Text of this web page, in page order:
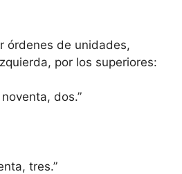
órdenes de unidades,
por los superiores:
dos.”
tres.”